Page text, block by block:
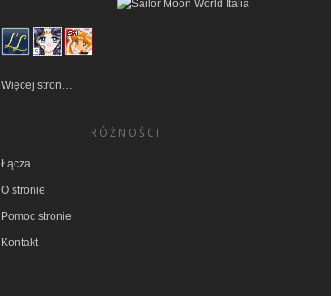
Więcej stron…
RÓŻNOŚCI
Łącza
O stronie
Pomoc stronie
Kontakt